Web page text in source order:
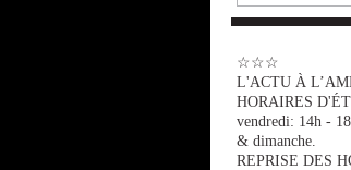
☆☆☆
L'ACTU À
HORAIRES
vendredi: 14h -
& dimanche.
REPRISE DES